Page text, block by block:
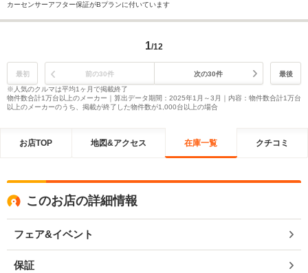
カーセンサーアフター保証がBプランに付いています
1/12
最初 前の30件 次の30件
最後
※人気のクルマは平均1ヶ月で掲載終了
物件数合計1万台以上のメーカー｜算出データ期間：2025年1月～3月｜内容：物件数合計1万台
以上のメーカーのうち、掲載が終了した物件数が1,000台以上の場合
お店TOP 地図&アクセス 在庫一覧 クチコミ
このお店の詳細情報
フェア&イベント
保証